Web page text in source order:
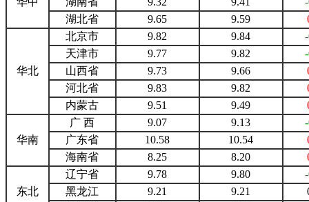
湖北省
9.65 9.59
华北
北京市 9.82 9.84
天津市
9.77 9.82
山西省
9.73 9.66
河北省
9.83 9.82
内蒙古
9.51 9.49
华南
广 西 9.07 9.13
广东省
10.58 10.54
海南省
8.25 8.20
东北
辽宁省 9.78 9.80
黑龙江
9.21 9.21